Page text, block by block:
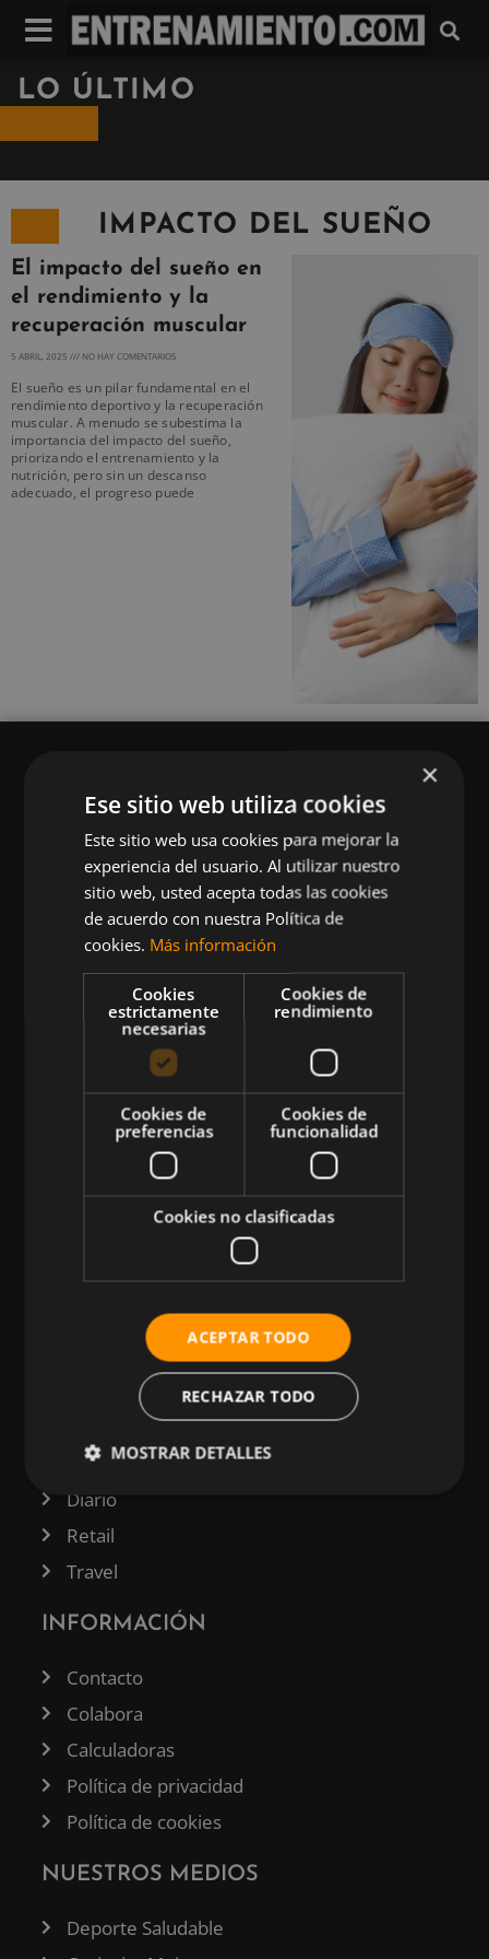
LO ÚLTIMO
IMPACTO DEL SUEÑO
El impacto del sueño en
el rendimiento y la
recuperación muscular
5 ABRIL, 2025 NO HAY COMENTARIOS
El sueño es un pilar fundamental en el
rendimiento deportivo y la recuperación
muscular. A menudo se subestima la
importancia del impacto del sueño,
priorizando el entrenamiento y la
nutrición, pero sin un descanso
adecuado, el progreso puede
Queremos mantenerte al día en temas de
deportes, fitness, nutrición, salud, recetas
saludables y tecnología aplicada al deporte y la
vida sana.
CATEGORÍAS
Atletismo
Musculación
Más Deportes
Tecnología
Diario
Retail
Travel
INFORMACIÓN
Contacto
Colabora
Calculadoras
Política de privacidad
Política de cookies
NUESTROS MEDIOS
Deporte Saludable
×
Ese sitio web utiliza cookies
Este sitio web usa cookies para mejorar la
experiencia del usuario. Al utilizar nuestro
sitio web, usted acepta todas las cookies
de acuerdo con nuestra Política de
cookies. Más información
Cookies
estrictamente
necesarias
Cookies de
rendimiento
Cookies de
preferencias
Cookies de
funcionalidad
Cookies no clasificadas
ACEPTAR TODO
RECHAZAR TODO
MOSTRAR DETALLES